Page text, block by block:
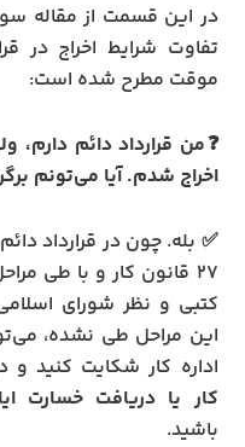
در این قسمت از مقاله
تفاوت شرایط اخراج در
موقت مطرح شده است:
❓من قرارداد دائم دارم،
اخراج شدم. آیا می‌تونم
✅ بله. چون در قرارداد
۲۷ قانون کار و با طی
کتبی و نظر شورای
اداره کار شکایت کنید و
کار یا دریافت خسارت
باشید.